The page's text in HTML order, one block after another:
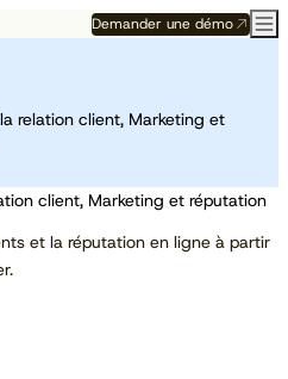
Demander une démo
relation client, Marketing et
client, Marketing et réputation
et la réputation en ligne à partir